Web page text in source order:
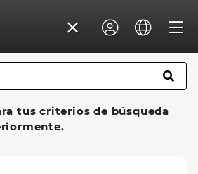
tus criterios de búsqueda